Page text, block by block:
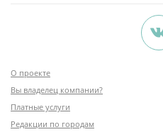
О проекте
Вы владелец компании?
Платные услуги
Редакции по городам